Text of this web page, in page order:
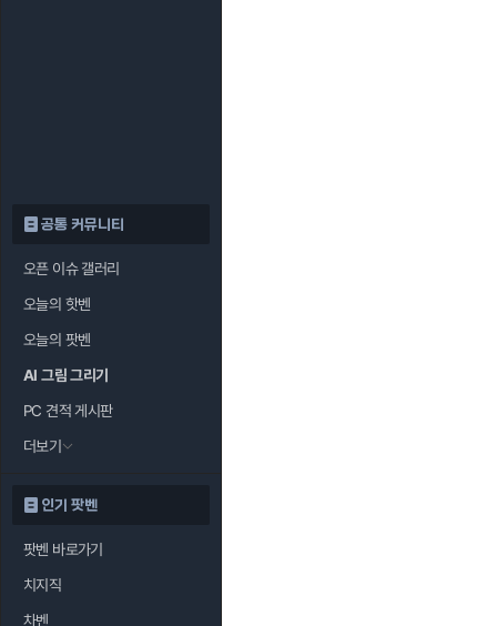
공통 커뮤니티
오픈 이슈 갤러리
오늘의 핫벤
오늘의 팟벤
AI 그림 그리기
PC 견적 게시판
더보기
인기 팟벤
팟벤 바로가기
치지직
차벤